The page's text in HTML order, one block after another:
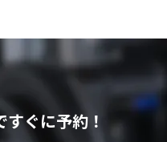
すぐに予約！